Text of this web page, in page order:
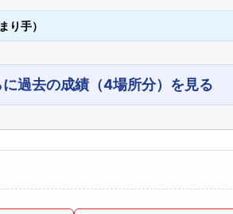
り手）
過去の成績（4場所分）を見る